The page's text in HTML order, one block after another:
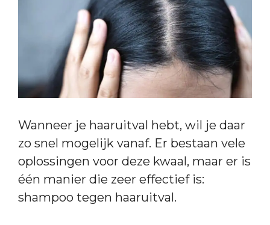
Wanneer je haaruitval hebt, wil je daar
zo snel mogelijk vanaf. Er bestaan vele
oplossingen voor deze kwaal, maar er is
één manier die zeer effectief is:
shampoo tegen haaruitval.